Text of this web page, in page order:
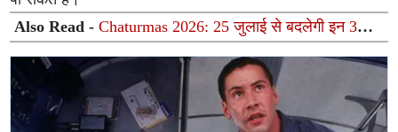
Also Read -Chaturmas 2026: 25 जुलाई से बदलेगी इन 3
राशियों की किस्मत, करियर और कारोबार में मिलेगी बड़ी सफलता